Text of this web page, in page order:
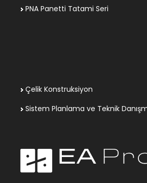
PNA Panetti Tatami Seri
Çelik Konstruksiyon
Sistem Planlama ve Teknik